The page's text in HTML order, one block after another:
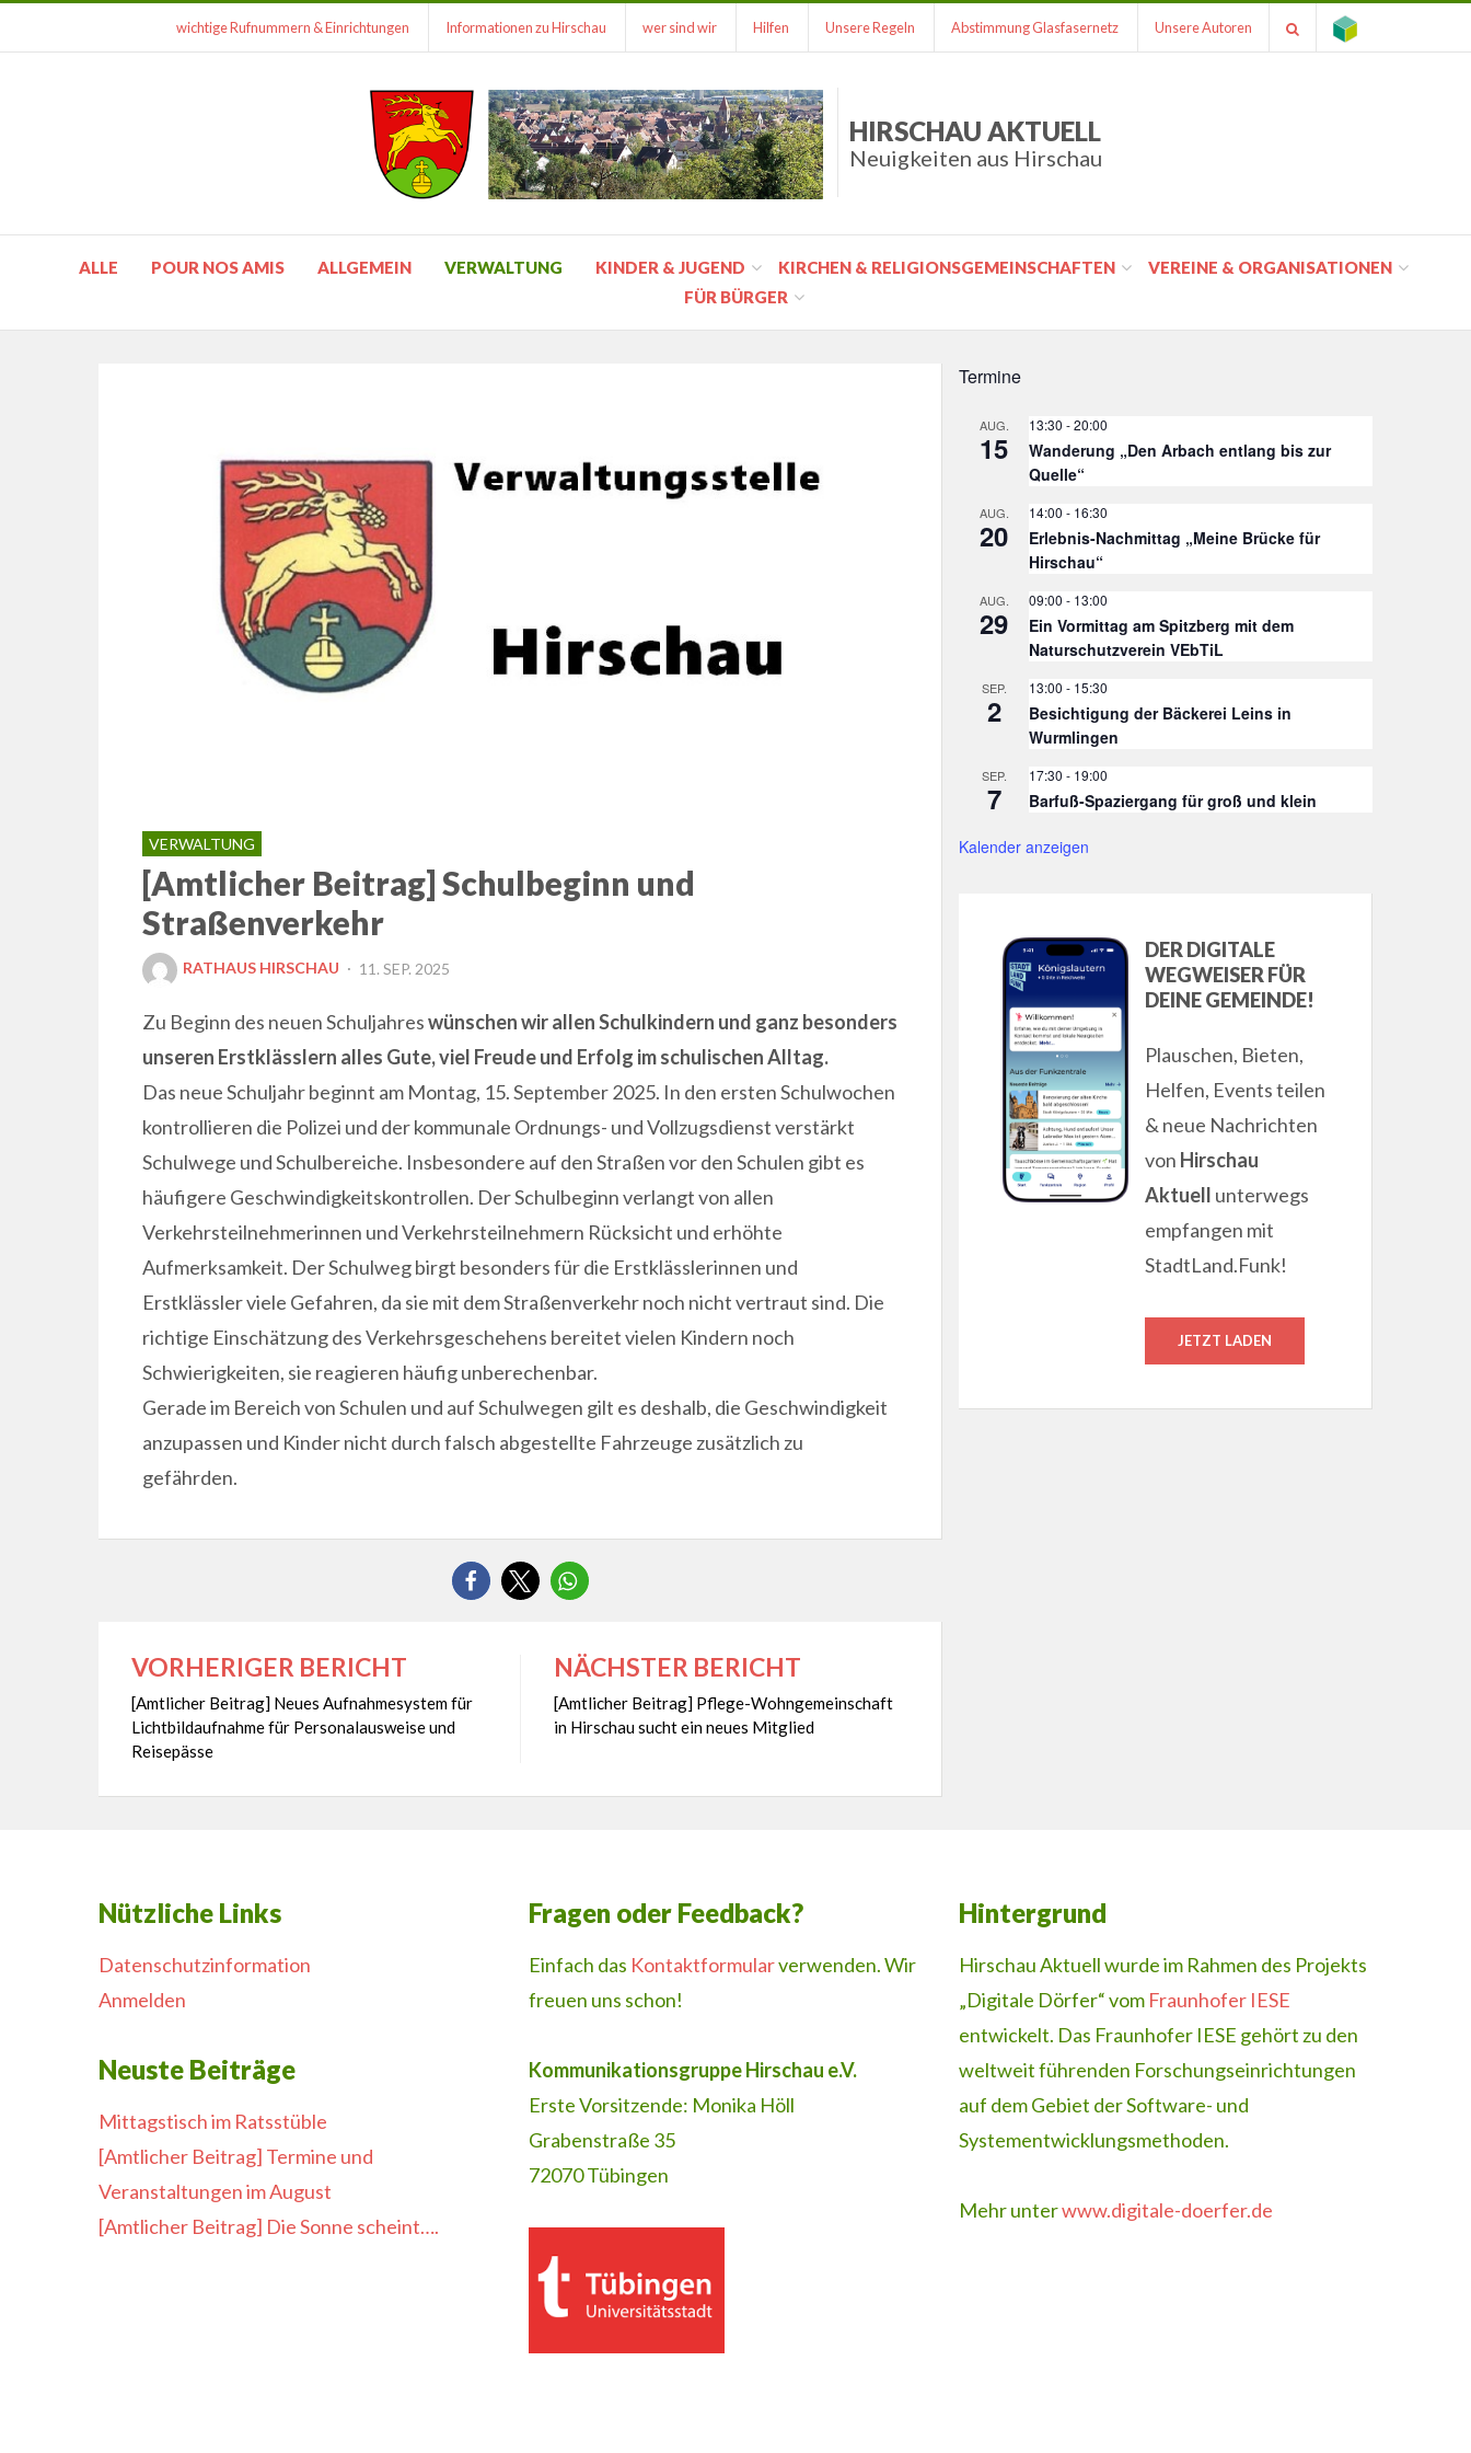
wichtige Rufnummern & Einrichtungen Informationen zu Hirschau wer sind wir Hilfen Unsere Regeln Abstimmung Glasfasernetz Unsere Autoren
HIRSCHAU AKTUELL
Neuigkeiten aus Hirschau
ALLE POUR NOS AMIS ALLGEMEIN VERWALTUNG KINDER & JUGEND KIRCHEN & RELIGIONSGEMEINSCHAFTEN
VEREINE & ORGANISATIONEN
FÜR BÜRGER
VERWALTUNG
[Amtlicher Beitrag] Schulbeginn und
Straßenverkehr
RATHAUS HIRSCHAU
POSTED
11. SEP. 2025
Zu Beginn des neuen Schuljahreswünschen wir allen Schulkindern und ganz besonders
unseren Erstklässlern alles Gute, viel Freude und Erfolg im schulischen Alltag.
Das neue Schuljahr beginnt am Montag, 15. September 2025. In den ersten Schulwochen
kontrollieren die Polizei und der kommunale Ordnungs- und Vollzugsdienst verstärkt
Schulwege und Schulbereiche. Insbesondere auf den Straßen vor den Schulen gibt es
häufigere Geschwindigkeitskontrollen. Der Schulbeginn verlangt von allen
Verkehrsteilnehmerinnen und Verkehrsteilnehmern Rücksicht und erhöhte
Aufmerksamkeit. Der Schulweg birgt besonders für die Erstklässlerinnen und
Erstklässler viele Gefahren, da sie mit dem Straßenverkehr noch nicht vertraut sind. Die
richtige Einschätzung des Verkehrsgeschehens bereitet vielen Kindern noch
Schwierigkeiten, sie reagieren häufig unberechenbar.
Gerade im Bereich von Schulen und auf Schulwegen gilt es deshalb, die Geschwindigkeit
anzupassen und Kinder nicht durch falsch abgestellte Fahrzeuge zusätzlich zu
gefährden.
Beitragsnavigation
VORHERIGER BERICHT
[Amtlicher Beitrag] Neues Aufnahmesystem für
Lichtbildaufnahme für Personalausweise und
Reisepässe
NÄCHSTER BERICHT
[Amtlicher Beitrag] Pflege-Wohngemeinschaft
in Hirschau sucht ein neues Mitglied
Termine
AUG.
15
13:30 -20:00
Wanderung „Den Arbach entlang bis zur
Quelle“
AUG.
20
14:00 - 16:30
Erlebnis-Nachmittag „Meine Brücke für
Hirschau“
AUG.
29
09:00 - 13:00
Ein Vormittag am Spitzberg mit dem
Naturschutzverein VEbTiL
SEP.
2
13:00 - 15:30
Besichtigung der Bäckerei Leins in
Wurmlingen
SEP.
7
17:30 - 19:00
Barfuß-Spaziergang für groß und klein
Kalender anzeigen
DER DIGITALE
WEGWEISER FÜR
DEINE GEMEINDE!
Plauschen, Bieten,
Helfen, Events teilen
& neue Nachrichten
von Hirschau
Aktuell unterwegs
empfangen mit
StadtLand.Funk!
JETZT LADEN
Nützliche Links
Datenschutzinformation
Anmelden
Neuste Beiträge
Mittagstisch im Ratsstüble
[Amtlicher Beitrag] Termine und
Veranstaltungen im August
[Amtlicher Beitrag] Die Sonne scheint….
Fragen oder Feedback?
Einfach das Kontaktformularverwenden. Wir
freuen uns schon!
Kommunikationsgruppe Hirschau e.V.
Erste Vorsitzende: Monika Höll
Grabenstraße 35
72070 Tübingen
Hintergrund
Hirschau Aktuell wurde im Rahmen des Projekts
„Digitale Dörfer“ vom Fraunhofer IESE
entwickelt. Das Fraunhofer IESE gehört zu den
weltweit führenden Forschungseinrichtungen
auf dem Gebiet der Software- und
Systementwicklungsmethoden.
Mehr unterwww.digitale-doerfer.de